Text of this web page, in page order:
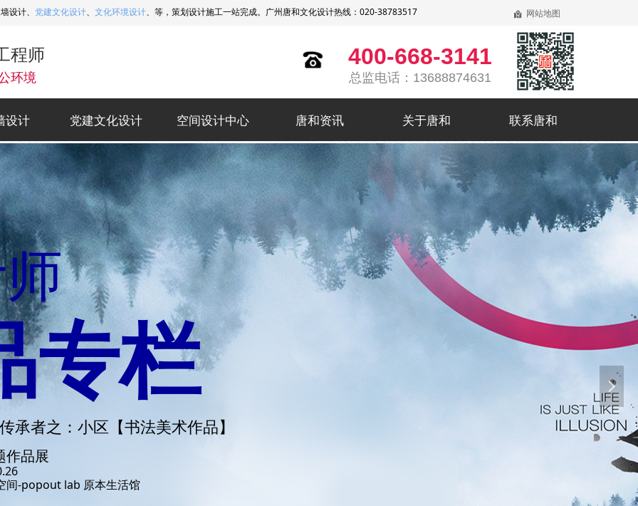
程师
环境
400-668-3141
总监电话：13688874631
设计、 党建文化设计、 文化环境设计、等，策划设计施工一站完成。广州唐和文化设计热线：020-38783517 낕 网站地图
设计
计
党建文化设计
党建文化设计
空间设计中心
空间设计中心
唐和资讯
唐和资讯
关于唐和
关于唐和
联系唐和
生意
设计
值文化墙 넲